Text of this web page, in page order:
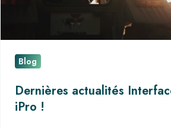
Blog
Dernières actualités
iPro !